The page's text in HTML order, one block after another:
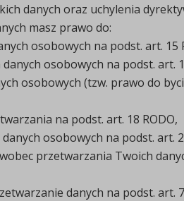
danych oraz uchylenia
masz prawo do:
osobowych na podst. art. 15
osobowych na podst. art.
osobowych (tzw. prawo do
na podst. art. 18 RODO,
osobowych na podst. art.
przetwarzania Twoich
danych na podst. art. 7